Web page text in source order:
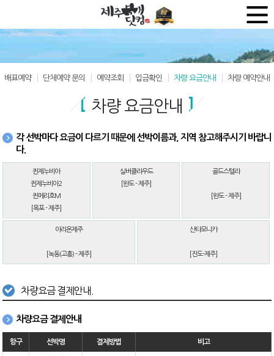
배표예약 단체예약 문의 예약조회 입금확인 차량 요금안내 차량 예약안내
차량 요금안내
각 선박마다 요금이 다르기 때문에 선박이름과, 지역 참고해주시기 바랍니
다.
퀸제누비아
퀸제누비아2
퀸메리호M
[목포 - 제주]
실버클라우드
[완도 - 제주]
골드스텔라
[완도 - 제주]
아리온제주
[녹동(고흥) - 제주]
산타모니카
[진도-제주]
차량요금 결제안내.
차량요금 결제안내
항구 선박명 결제방법 비고